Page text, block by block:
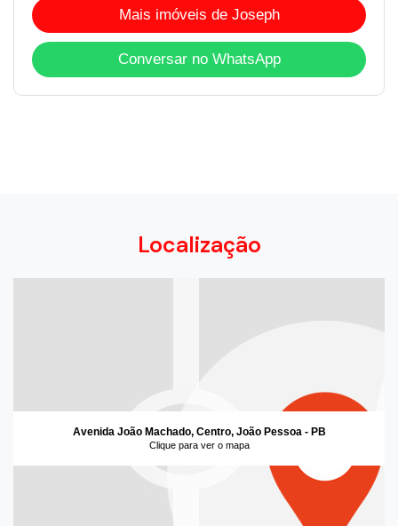
Mais imóveis de Joseph
Conversar no WhatsApp
Localização
Avenida João Machado, Centro, João Pessoa - PB
Clique para ver o mapa